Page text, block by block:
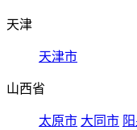
天津
天津市
山西省
太原市 大同市